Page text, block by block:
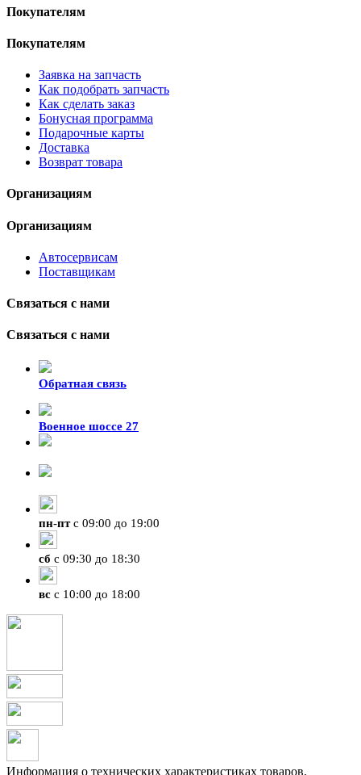
Покупателям
Покупателям
Заявка на запчасть
Как подобрать запчасть
Как сделать заказ
Бонусная программа
Подарочные карты
Доставка
Возврат товара
Организациям
Организациям
Автосервисам
Поставщикам
Связаться с нами
Связаться с нами
Обратная связь
Военное шоссе 27
пн-птс 09:00 до 19:00
сб с 09:30 до 18:30
вс с 10:00 до 18:00
Информация о технических характеристиках товаров,